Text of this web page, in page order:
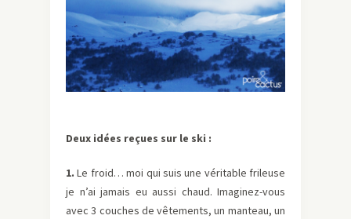
Deux idées reçues sur le ski :
1. Le froid… moi qui suis une véritable frileuse
je n’ai jamais eu aussi chaud. Imaginez-vous
avec 3 couches de vêtements, un manteau, un